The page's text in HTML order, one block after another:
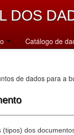
DOS
Catálogo de
de dados para a
(tipos) dos